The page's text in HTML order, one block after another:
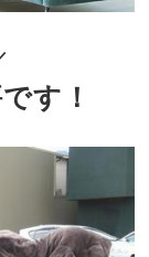
す！